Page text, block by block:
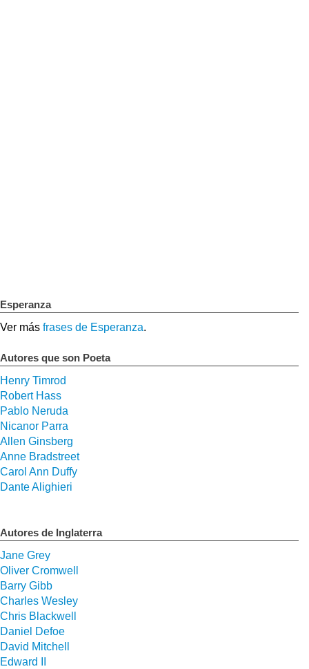
Esperanza
Ver más frases de Esperanza.
Autores que son Poeta
Henry Timrod
Robert Hass
Pablo Neruda
Nicanor Parra
Allen Ginsberg
Anne Bradstreet
Carol Ann Duffy
Dante Alighieri
Autores de Inglaterra
Jane Grey
Oliver Cromwell
Barry Gibb
Charles Wesley
Chris Blackwell
Daniel Defoe
David Mitchell
Edward II